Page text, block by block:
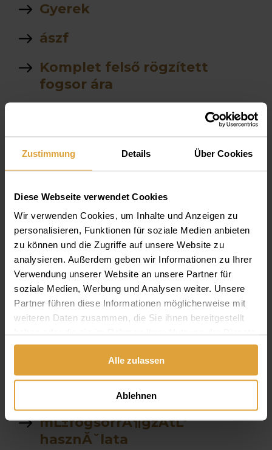
Zustimmung Details Über Cookies
Diese Webseite verwendet Cookies
Wir verwenden Cookies, um Inhalte und Anzeigen zu
personalisieren, Funktionen für soziale Medien anbieten
zu können und die Zugriffe auf unsere Website zu
analysieren. Außerdem geben wir Informationen zu Ihrer
Verwendung unserer Website an unsere Partner für
soziale Medien, Werbung und Analysen weiter. Unsere
Partner führen diese Informationen möglicherweise mit
weiteren Daten zusammen, die Sie ihnen bereitgestellt
haben oder die sie im Rahmen Ihrer Nutzung der Dienste
gesammelt haben.
Alle zulassen
Ablehnen
Gyerek
ászf
Komplet felső rögzített
fogsor ára
árlista
fogĂˇszati ct
Parodontológia
Van e altatasra lehetĹ‘sĂ©g
szĂˇjĂĽregben Ă©gĹ‘
Ă©rzĂ©s
fekete tea
allon
fogkĹ‘ eltĂˇvolitĂˇs Ăˇra
mĹ±fogsorrĂ¶gzĂ­tĹ‘
hasznĂˇlata